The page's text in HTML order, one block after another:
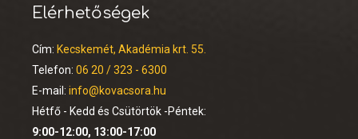
Elérhetőségek
Cím: Kecskemét, Akadémia krt. 55.
Telefon: 06 20 / 323 - 6300
E-mail: info@kovacsora.hu
Hétfő - Kedd és Csütörtök -Péntek:
9:00-12:00, 13:00-17:00